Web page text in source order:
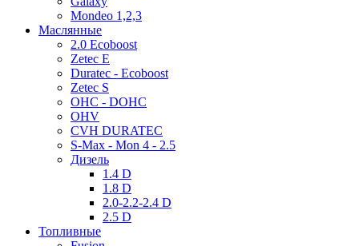
Mondeo 1,2,3
Маслянные
2.0 Ecoboost
Zetec E
Duratec - Ecoboost
Zetec S
OHC - DOHC
OHV
CVH DURATEC
S-Max - Mon 4 - 2.5
Дизель
1.4 D
1.8 D
2.0-2.2-2.4 D
2.5 D
Топливные